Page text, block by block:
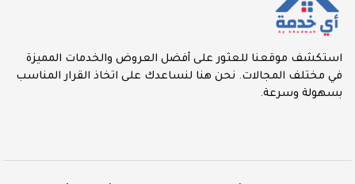
استكشف موقعنا للعثور على أفضل العروض والخدمات المميزة
في مختلف المجالات. نحن هنا لنساعدك على اتخاذ القرار المناسب
بسهولة وسرعة.